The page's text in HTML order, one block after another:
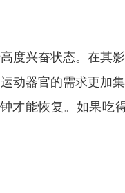
兴奋状态。在其
动器官的需求更加
才能恢复。如果